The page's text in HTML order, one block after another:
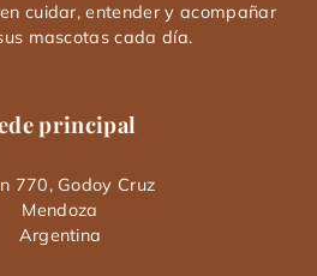
cuidar, entender y acompañar
mascotas cada día.
principal
770, Godoy Cruz
Mendoza
Argentina